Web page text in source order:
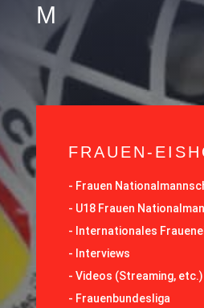
M
FRAUEN-
- Frauen
- U18 Frauen
- Internationales
- Interviews
- Videos (Streaming, etc.)
- Frauenbundesliga